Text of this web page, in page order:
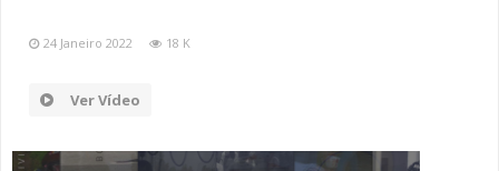
24 Janeiro 2022 18 K
Ver Vídeo